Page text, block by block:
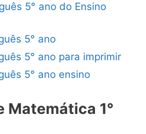
5° ano do Ensino
5° ano
5° ano para imprimir
5° ano ensino
Matemática 1°